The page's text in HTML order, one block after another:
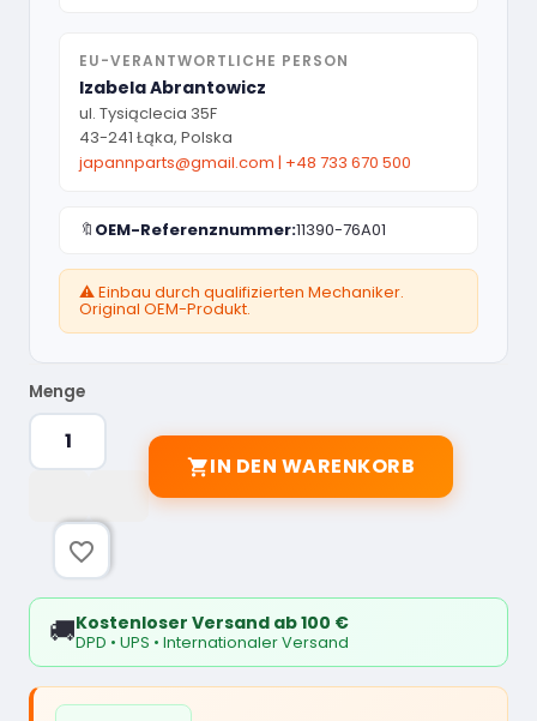
EU-VERANTWORTLICHE PERSON
Izabela Abrantowicz
ul. Tysiąclecia 35F
43-241 Łąka, Polska
japannparts@gmail.com | +48 733 670 500
🔖 OEM-Referenznummer:11390-76A01
⚠️ Einbau durch qualifizierten Mechaniker.
Original OEM-Produkt.
Menge
IN DEN WARENKORB
favorite_border
🚚Kostenloser Versand ab 100 €
DPD • UPS • Internationaler Versand